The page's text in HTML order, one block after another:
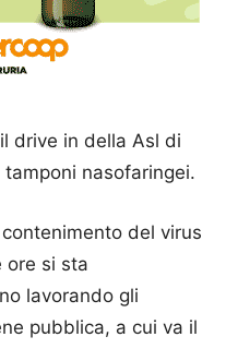
drive in della Asl di
nasofaringei.
del virus
ore si sta
lavorando gli
pubblica, a cui va il